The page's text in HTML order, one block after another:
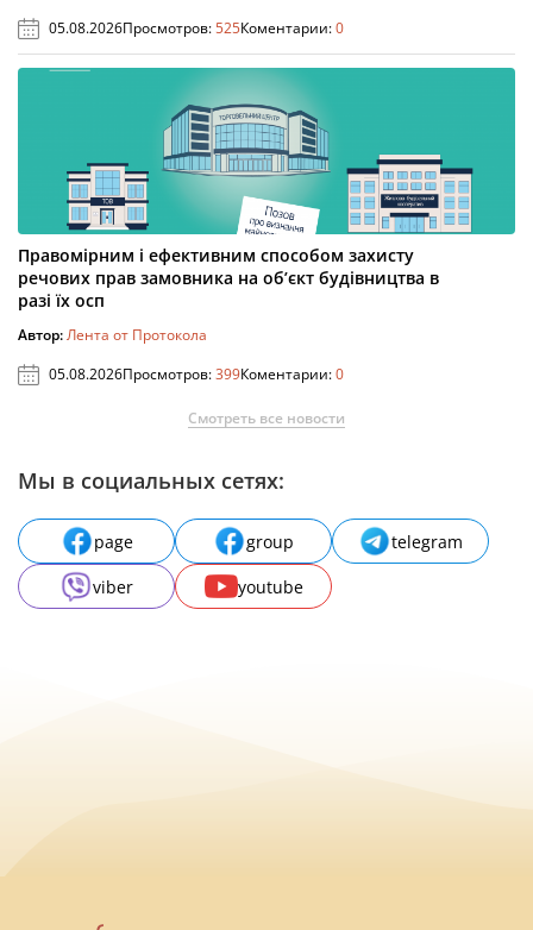
05.08.2026Просмотров:525Коментарии:0
Правомірним і ефективним способом захисту
речових прав замовника на об’єкт будівництва в
разі їх осп
Автор:Лента от Протокола
05.08.2026Просмотров:399Коментарии:0
Смотреть все новости
Мы в социальных сетях:
page group
telegram
viber
youtube